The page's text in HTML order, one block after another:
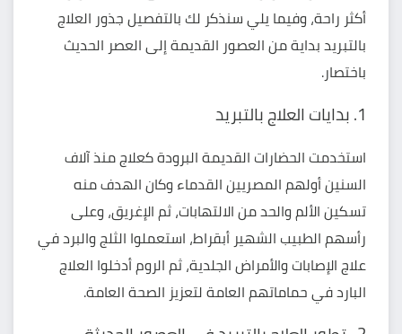
أكثر راحة، وفيما يلي سنذكر لك بالتفصيل جذور العلاج
بالتبريد بداية من العصور القديمة إلى العصر الحديث
باختصار.
1. بدايات العلاج بالتبريد
استخدمت الحضارات القديمة البرودة كعلاج منذ آلاف
السنين أولهم المصريين القدماء وكان الهدف منه
تسكين الألم والحد من الالتهابات، ثم الإغريق، وعلى
رأسهم الطبيب الشهير أبقراط، استعملوا الثلج والبرد في
علاج الإصابات والأمراض الجلدية، ثم الروم أدخلوا العلاج
البارد في حماماتهم العامة لتعزيز الصحة العامة.